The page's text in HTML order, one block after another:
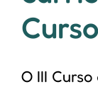
O III